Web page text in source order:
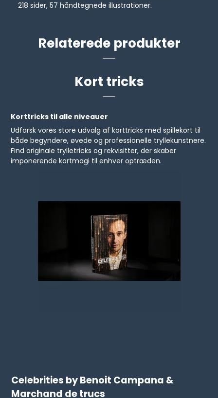
218 sider, 57 håndtegnede illustrationer.
Relaterede produkter
Kort tricks
Korttricks til alle niveauer
Udforsk vores store udvalg af korttricks med spillekort til
både begyndere, øvede og professionelle tryllekunstnere.
Find originale trylletricks og rekvisitter, der skaber
imponerende kortmagi til enhver optræden.
Celebrities by Benoit Campana &
Marchand de trucs